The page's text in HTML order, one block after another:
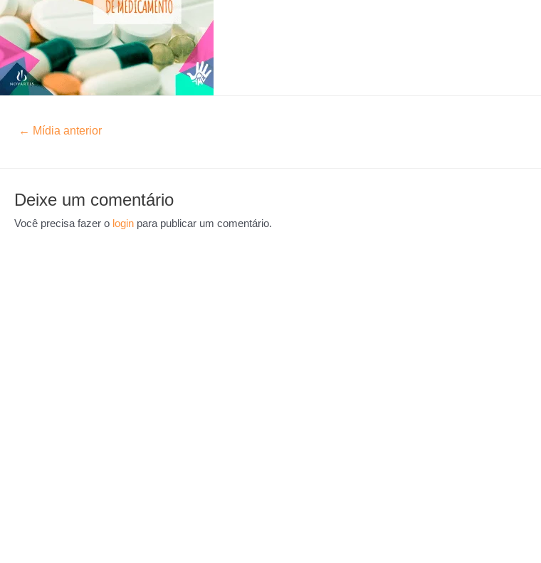
← Mídia anterior
Deixe um comentário
Você precisa fazer o login para publicar um comentário.